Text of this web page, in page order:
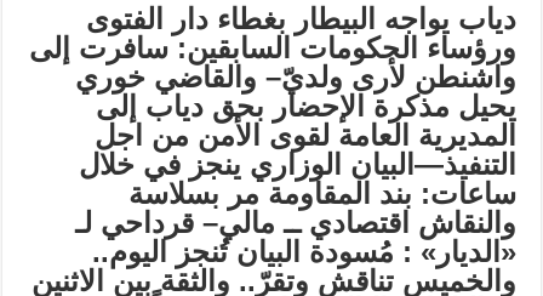
دياب يواجه البيطار بغطاء دار الفتوى
ورؤساء الحكومات السابقين: سافرت إلى
واشنطن لأرى ولديّ– والقاضي خوري
يحيل مذكرة الإحضار بحق دياب إلى
المديرية العامة لقوى الأمن من اجل
التنفيذ—البيان الوزاري ينجز في خلال
ساعات: بند المقاومة مر بسلاسة
والنقاش اقتصادي ــ مالي– قرداحي لـ
«الديار» : مُسودة البيان تُنجز اليوم..
والخميس تناقش وتقرّ.. والثقة بين الاثنين